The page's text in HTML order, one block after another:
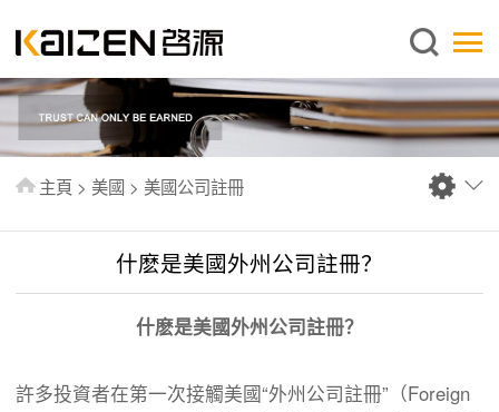
繁體中文
關於啓源
服務範圍
新聞中心
出版刊物
常見問題
聯絡我們
主頁 > 美國 > 美國公司註冊
什麽是美國外州公司註冊？
什麽是美國外州公司註冊？
許多投資者在第一次接觸美國“外州公司註冊”（Foreign